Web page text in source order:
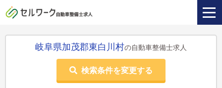
岐阜県加茂郡東白川村の自動車整備士求人
検索条件を変更する